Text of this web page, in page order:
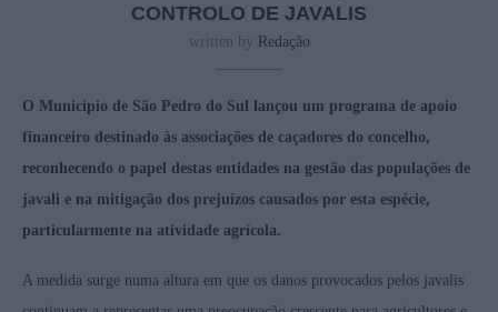
CONTROLO DE JAVALIS
written by Redação
O Município de São Pedro do Sul lançou um programa de apoio
financeiro destinado às associações de caçadores do concelho,
reconhecendo o papel destas entidades na gestão das populações de
javali e na mitigação dos prejuízos causados por esta espécie,
particularmente na atividade agrícola.
A medida surge numa altura em que os danos provocados pelos javalis